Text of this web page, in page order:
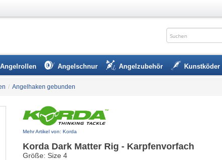
Angelrollen Angelschnur Angelzubehör Kunstköder
/ Angelhaken gebunden
Mehr Artikel von: Korda
Korda Dark Matter Rig - Karpfenvorfach
Größe: Size 4